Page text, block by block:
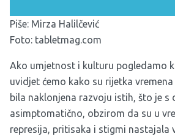
Piše: Mirza Halilčević
Foto: tabletmag.com
Ako umjetnost i kulturu pogledamo
uvidjet ćemo kako su rijetka
bila naklonjena razvoju istih, što je s
asimptomatično, obzirom da su u
represija, pritisaka i stigmi nastajala